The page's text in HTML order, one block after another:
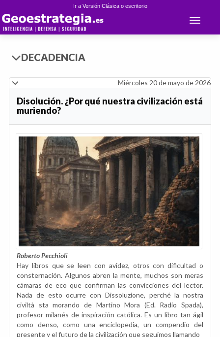
Ir a Versión Clásica o escritorio
Toggle
DECADENCIA
Miércoles 20 de mayo de 2026
Disolución. ¿Por qué nuestra civilización está
muriendo?
Roberto Pecchioli
Hay libros que se leen con avidez, otros con dificultad o
consternación. Algunos abren la mente, muchos son meras
cámaras de eco que confirman las convicciones del lector.
Nada de esto ocurre con Dissoluzione, perché la nostra
civiltà sta morando de Martino Mora (Ed. Radio Spada),
profesor milanés de inspiración católica. Es un libro tan ágil
como denso, como una enciclopedia, un compendio del
presente y el futuro de la civilización que seguimos llamando